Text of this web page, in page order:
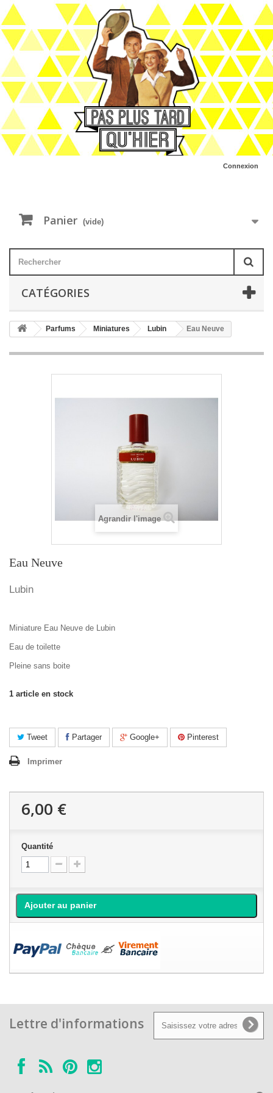
Connexion
Panier (vide)
CATÉGORIES
Parfums Miniatures Lubin Eau Neuve
Agrandir l'image
Eau Neuve
Lubin
Miniature Eau Neuve de Lubin
Eau de toilette
Pleine sans boite
1 article en stock
Tweet Partager Google+ Pinterest
Imprimer
6,00 €
Quantité
Ajouter au panier
Lettre d'informations